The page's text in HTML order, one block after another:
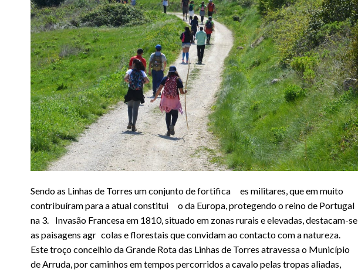
Sendo as Linhas de Torres um conjunto de fortifica es militares, que em muito
contribuíram para a atual constitui o da Europa, protegendo o reino de Portugal
na 3. Invasão Francesa em 1810, situado em zonas rurais e elevadas, destacam-se
as paisagens agr colas e florestais que convidam ao contacto com a natureza.
Este troço concelhio da Grande Rota das Linhas de Torres atravessa o Município
de Arruda, por caminhos em tempos percorridos a cavalo pelas tropas aliadas,